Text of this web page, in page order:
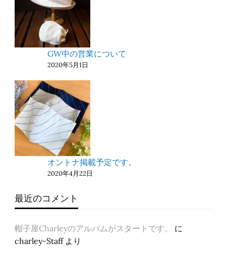
GW中の営業について
2020年5月1日
オントナ掲載予定です。
2020年4月22日
最近のコメント
帽子屋Charleyのアルバムがスタートです。
に
charley-Staffより